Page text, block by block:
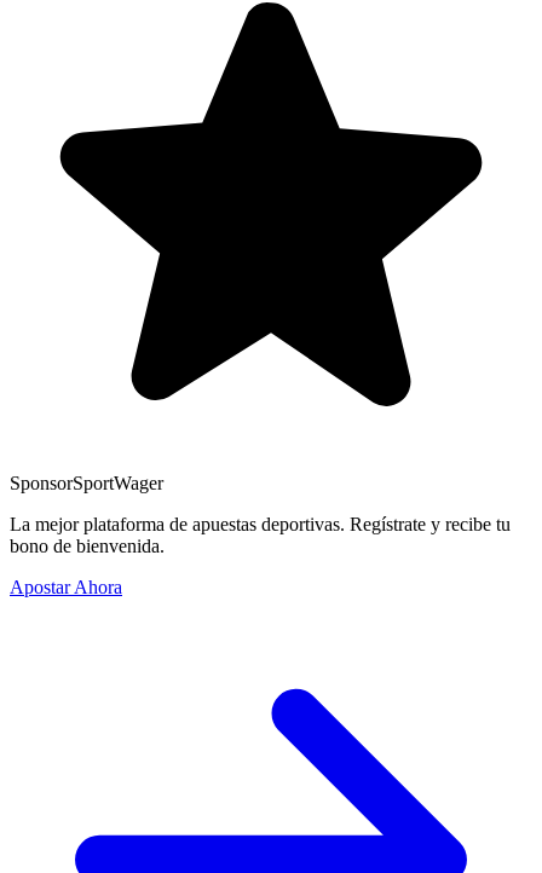
SponsorSportWager
La mejor plataforma de apuestas deportivas. Regístrate y recibe tu
bono de bienvenida.
Apostar Ahora